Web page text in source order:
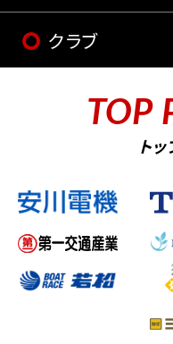
クラブ
TOP
ト